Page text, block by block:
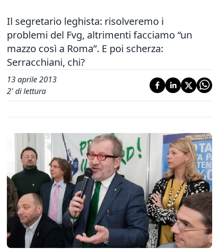
Il segretario leghista: risolveremo i
problemi del Fvg, altrimenti facciamo “un
mazzo così a Roma”. E poi scherza:
Serracchiani, chi?
13 aprile 2013
2' di lettura